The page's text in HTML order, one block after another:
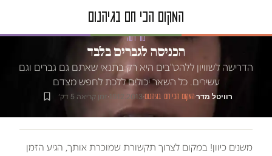
טור דעה
הכניסה לגברים בלבד
הדרישה לשוויון ללהט"בים היא רק בתנאי שאתם גם גברים וגם
עשירים. כל השאר יכולים ללכת לחפש מצדם
רוויטל מדר·המקום הכי חם בגיהנום·
19.12.2013
· זמן קריאה 5 דק׳
משנים כיוון! במקום לצרוך תקשורת שמוכרת אותך, הגיע הזמן